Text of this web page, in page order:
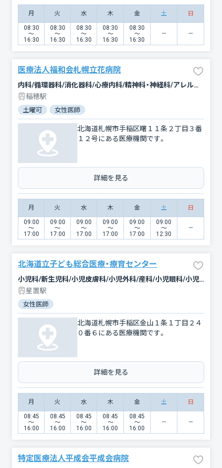
月 火 水 木 金 土 日
08:30
〜
16:30
08:30
〜
16:30
08:30
〜
16:30
08:30
〜
16:30
08:30
〜
16:30
医療法人福和会札幌立花病院
内科/循環器科/消化器科/心療内科/精神科・神経科/アレルギー科/リハビリテーション/放射線科
稲穂駅
土曜可 女性医師
北海道札幌市手稲区曙１１条２丁目３番
１２号にある医療機関です。
詳細を見る
月 火 水 木 金 土 日
09:00
〜
17:00
09:00
〜
17:00
09:00
〜
17:00
09:00
〜
17:00
09:00
〜
17:00
09:00
〜
12:30
北海道立子ども総合医療・療育センター
小児科/新生児科/小児皮膚科/小児外科/産科/小児眼科/小児耳鼻咽喉科/麻酔科/放射線科/臨床検査・病理診断
星置駅
女性医師
北海道札幌市手稲区金山１条１丁目２４
０番６にある医療機関です。
詳細を見る
月 火 水 木 金 土 日
08:45
〜
16:00
08:45
〜
16:00
08:45
〜
16:00
08:45
〜
16:00
08:45
〜
16:00
特定医療法人平成会平成会病院